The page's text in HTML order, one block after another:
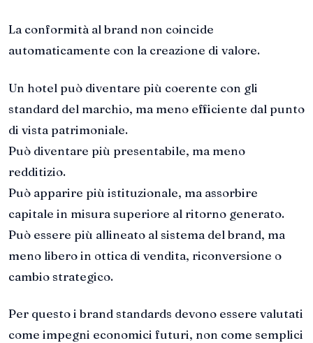
La conformità al brand non coincide
automaticamente con la creazione di valore.
Un hotel può diventare più coerente con gli
standard del marchio, ma meno efficiente dal punto
di vista patrimoniale.
Può diventare più presentabile, ma meno
redditizio.
Può apparire più istituzionale, ma assorbire
capitale in misura superiore al ritorno generato.
Può essere più allineato al sistema del brand, ma
meno libero in ottica di vendita, riconversione o
cambio strategico.
Per questo i brand standards devono essere valutati
come impegni economici futuri, non come semplici